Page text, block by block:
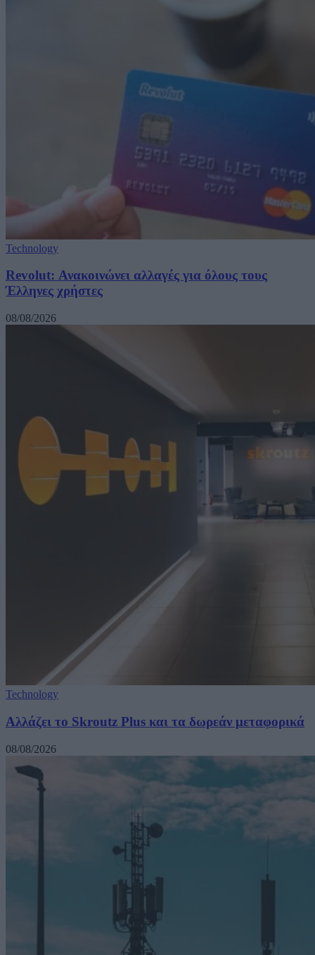
Technology
Revolut: Ανακοινώνει αλλαγές για όλους τους
Έλληνες χρήστες
08/08/2026
Technology
Αλλάζει το Skroutz Plus και τα δωρεάν μεταφορικά
08/08/2026